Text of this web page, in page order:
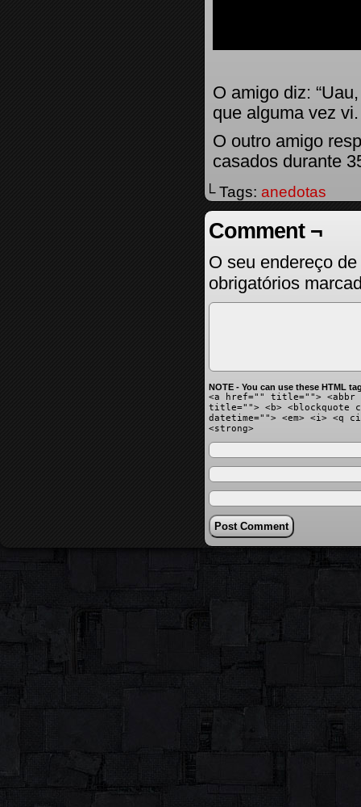
O amigo diz:
que alguma vez
O outro amigo
casados durante
└ Tags: anedotas
Comment ¬
O seu endereço
obrigatórios
NOTE - You can use these HTML
<a href="" title=""> <abbr
title=""> <b> <blockquote
datetime=""> <em> <i> <q
<strong>